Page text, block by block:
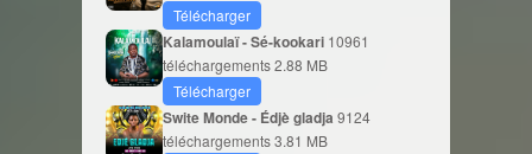
Télécharger
Kalamoulaï - Sé-kookari 10961
téléchargements2.88 MB
Télécharger
Swite Monde - Édjè gladja 9124
téléchargements3.81 MB